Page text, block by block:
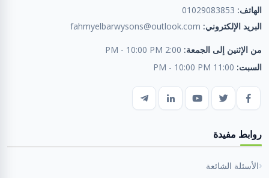
الهاتف: 01029083853
البريد الإلكتروني: fahmyelbarwysons@outlook.com
من الإثنين إلى الجمعة: 2:00 PM - 10:00 PM
السبت: 11:00 PM - 10:00 PM
روابط مفيدة
الأسئلة الشائعة